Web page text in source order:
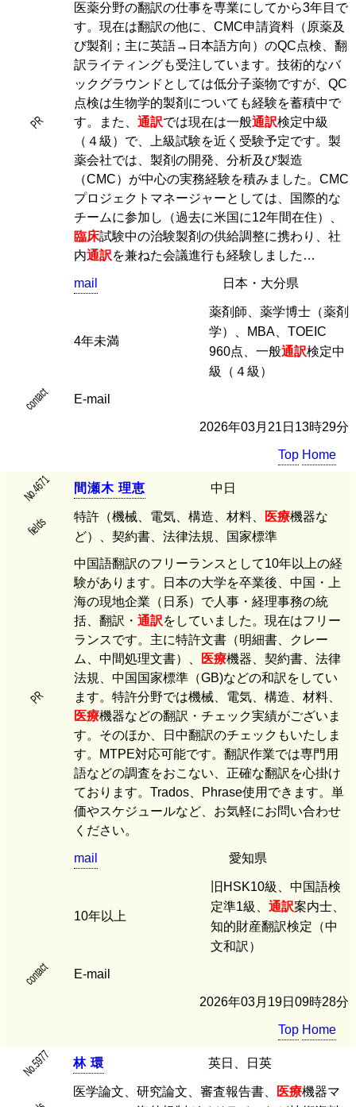
PR
医薬分野の翻訳の仕事を専業にしてから3年目で
す。現在は翻訳の他に、CMC申請資料（原薬及
び製剤；主に英語→日本語方向）のQC点検、翻
訳ライティングも受注しています。技術的なバ
ックグラウンドとしては低分子薬物ですが、QC
点検は生物学的製剤についても経験を蓄積中で
す。また、 通訳では現在は一般通訳検定中級
（４級）で、上級試験を近く受験予定です。製
薬会社では、製剤の開発、分析及び製造
（CMC）が中心の実務経験を積みました。CMC
プロジェクトマネージャーとしては、国際的な
チームに参加し（過去に米国に12年間在住）、
臨床試験中の治験製剤の供給調整に携わり、社
内通訳を兼ねた会議進行も経験しました…
mail 日本・大分県
4年未満
薬剤師、薬学博士（薬剤
学）、MBA、TOEIC
960点、一般通訳検定中
級（４級）
contact E-mail
2026年03月21日13時29分
Top Home
No.4671 間瀬木 理恵 中日
fields 特許（機械、電気、構造、材料、 医療機器な
ど）、契約書、法律法規、国家標準
PR
中国語翻訳のフリーランスとして10年以上の経
験があります。日本の大学を卒業後、中国・上
海の現地企業（日系）で人事・経理事務の統
括、翻訳・ 通訳をしていました。現在はフリー
ランスです。主に特許文書（明細書、クレー
ム、中間処理文書）、
医療機器、契約書、法律
法規、中国国家標準（GB)などの和訳をしてい
ます。特許分野では機械、電気、構造、材料、
医療機器などの翻訳・チェック実績がございま
す。そのほか、日中翻訳のチェックもいたしま
す。MTPE対応可能です。翻訳作業では専門用
語などの調査をおこない、正確な翻訳を心掛け
ております。Trados、Phrase使用できます。単
価やスケジュールなど、お気軽にお問い合わせ
ください。
mail 愛知県
10年以上
旧HSK10級、中国語検
定準1級、 通訳案内士、
知的財産翻訳検定（中
文和訳）
contact E-mail
2026年03月19日09時28分
Top Home
No.5977 林 環 英日、日英
医学論文、研究論文、審査報告書、 医療機器マ